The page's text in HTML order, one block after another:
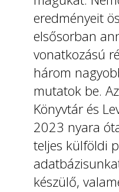
eredményeit
elsősorban
vonatkozású
három
mutatok be.
Könyvtár és
2023 nyara
teljes külföldi
készülő,